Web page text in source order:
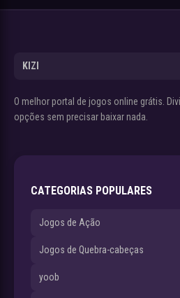
KIZI
O melhor portal de jogos online grátis.
opções sem precisar baixar nada.
CATEGORIAS POPULARES
Jogos de Ação
Jogos de Quebra-cabeças
yoob